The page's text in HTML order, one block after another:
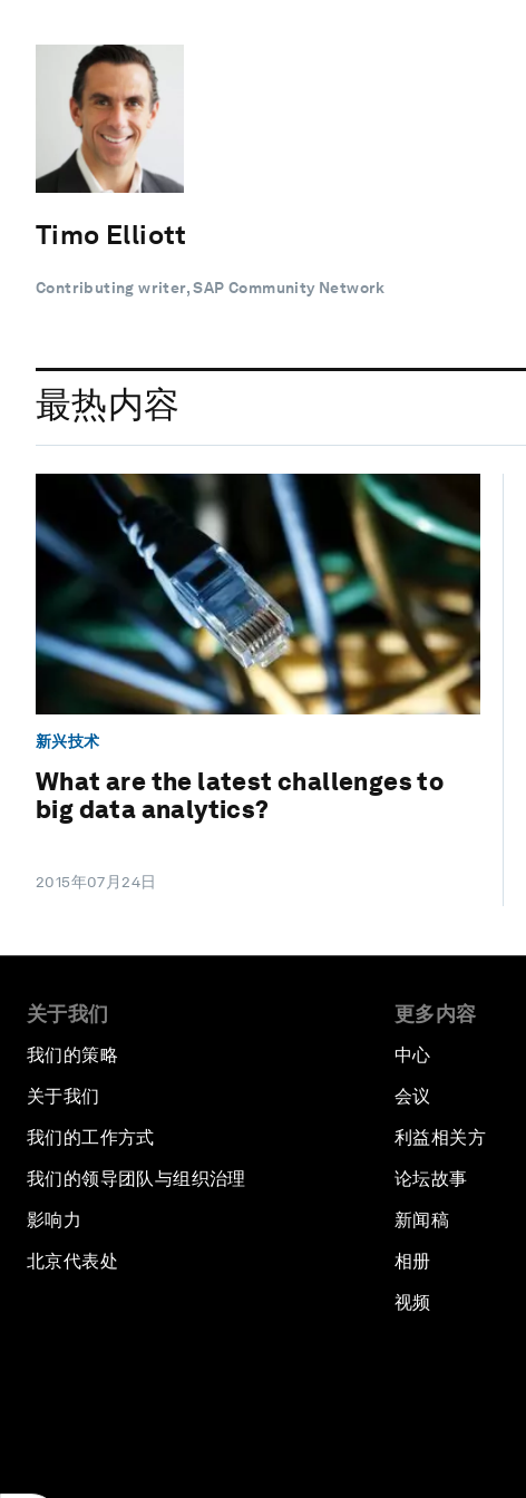
Timo Elliott
Contributing writer, SAP Community Network
最热内容
新兴技术
What are the latest challenges to
big data analytics?
2015年07月24日
关于我们
我们的策略
关于我们
我们的工作方式
我们的领导团队与组织治理
影响力
北京代表处
更多内容
中心
会议
利益相关方
论坛故事
新闻稿
相册
视频